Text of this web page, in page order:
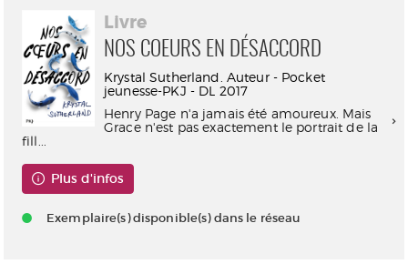
Livre
NOS COEURS EN DÉSACCORD
Krystal Sutherland. Auteur - Pocket
jeunesse-PKJ - DL 2017
Henry Page n'a jamais été amoureux. Mais
Grace n'est pas exactement le portrait de la
fill...
Plus d'infos
Exemplaire(s) disponible(s) dans le réseau